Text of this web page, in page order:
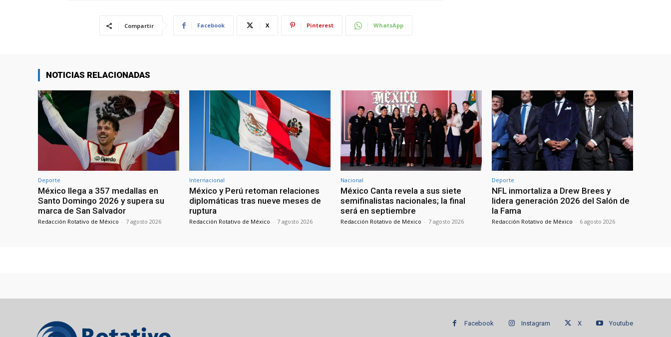
Compartir Facebook X Pinterest WhatsApp
NOTICIAS RELACIONADAS
Deporte
México llega a 357 medallas en
Santo Domingo 2026 y supera su
marca de San Salvador
Redacción Rotativo de México - 7 agosto 2026
Internacional
México y Perú retoman relaciones
diplomáticas tras nueve meses de
ruptura
Redacción Rotativo de México - 7 agosto 2026
Nacional
México Canta revela a sus siete
semifinalistas nacionales; la final
será en septiembre
Redacción Rotativo de México - 7 agosto 2026
Deporte
NFL inmortaliza a Drew Brees y
lidera generación 2026 del Salón de
la Fama
Redacción Rotativo de México - 6 agosto 2026
Facebook Instagram X Youtube